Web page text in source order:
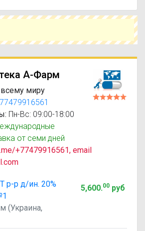
в ближайшей аптеке,
и сравните предложения.
по цене и наличию.
А-Фарм
миру
Пн-Вс: 09:00-18:00
от семи дней
+77479916561, email
р-р д/ин. 20%
(Украина,
5,600.00руб